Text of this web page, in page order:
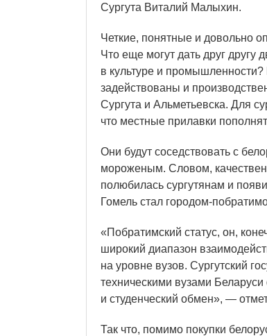
Сургута Виталий Малыхин.
Четкие, понятные и довольно
Что еще могут дать друг
в культуре и промышленности?
задействованы и
Сургута и Альметьевска. Для
что местные прилавки
Они будут соседствовать с
мороженым. Словом,
полюбилась сургутянам и
Гомель стал городом-
«Побратимский статус, он,
широкий диапазон
на уровне вузов. Сургутский
техническими вузами
и студенческий обмен», —
Так что, помимо покупки